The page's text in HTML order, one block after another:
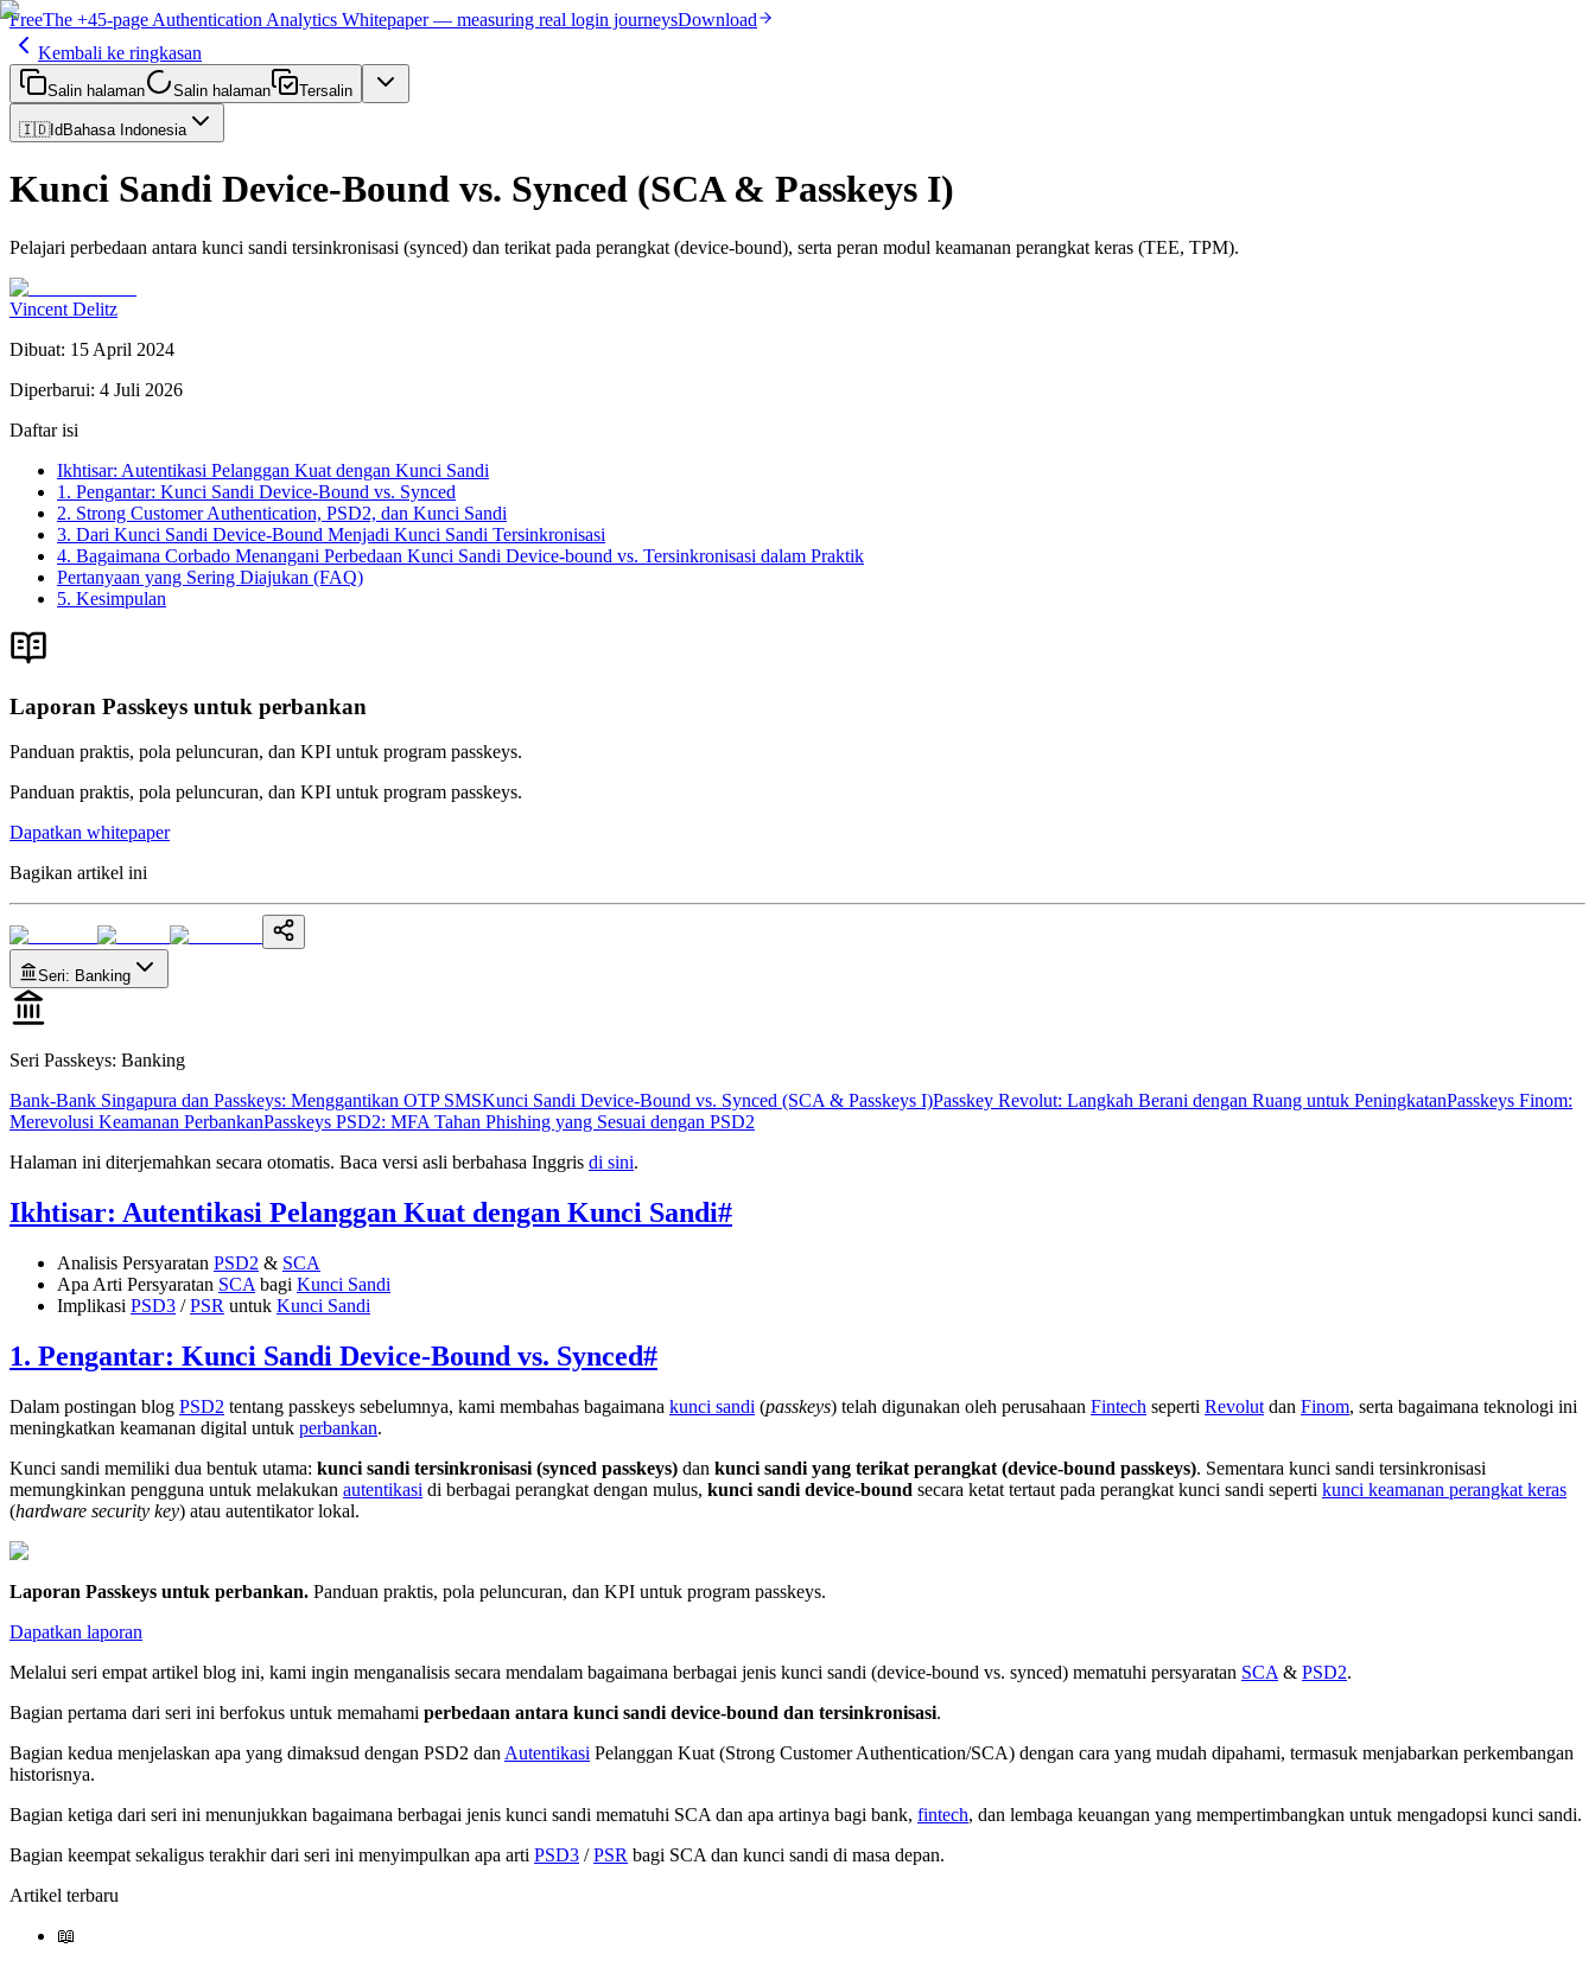
FreeThe +45-page Authentication Analytics Whitepaper — measuring real login journeysDownload
Kembali ke ringkasan
Salin halaman Salin halaman Tersalin
🇮🇩Id Bahasa Indonesia
Kunci Sandi Device-Bound vs. Synced (SCA & Passkeys I)
Pelajari perbedaan antara kunci sandi tersinkronisasi (synced) dan terikat pada perangkat (device-bound), serta peran modul keamanan perangkat keras (TEE, TPM).
Vincent Delitz
Dibuat: 15 April 2024
Diperbarui: 4 Juli 2026
Daftar isi
Ikhtisar: Autentikasi Pelanggan Kuat dengan Kunci Sandi
1. Pengantar: Kunci Sandi Device-Bound vs. Synced
2. Strong Customer Authentication, PSD2, dan Kunci Sandi
3. Dari Kunci Sandi Device-Bound Menjadi Kunci Sandi Tersinkronisasi
4. Bagaimana Corbado Menangani Perbedaan Kunci Sandi Device-bound vs. Tersinkronisasi dalam Praktik
Pertanyaan yang Sering Diajukan (FAQ)
5. Kesimpulan
Laporan Passkeys untuk perbankan
Panduan praktis, pola peluncuran, dan KPI untuk program passkeys.
Panduan praktis, pola peluncuran, dan KPI untuk program passkeys.
Dapatkan whitepaper
Bagikan artikel ini
Seri: Banking
Seri Passkeys: Banking
Bank-Bank Singapura dan Passkeys: Menggantikan OTP SMSKunci Sandi Device-Bound vs. Synced (SCA & Passkeys I)Passkey Revolut: Langkah Berani dengan Ruang untuk PeningkatanPasskeys Finom:
Merevolusi Keamanan PerbankanPasskeys PSD2: MFA Tahan Phishing yang Sesuai dengan PSD2
Halaman ini diterjemahkan secara otomatis. Baca versi asli berbahasa Inggris di sini.
Ikhtisar: Autentikasi Pelanggan Kuat dengan Kunci Sandi#
Analisis Persyaratan PSD2 & SCA
Apa Arti Persyaratan SCA bagi Kunci Sandi
Implikasi PSD3 /PSR untuk Kunci Sandi
1. Pengantar: Kunci Sandi Device-Bound vs. Synced#
Dalam postingan blog PSD2 tentang passkeys sebelumnya, kami membahas bagaimana kunci sandi (passkeys) telah digunakan oleh perusahaan Fintech seperti Revolut dan Finom, serta bagaimana teknologi ini
meningkatkan keamanan digital untuk perbankan.
Kunci sandi memiliki dua bentuk utama: kunci sandi tersinkronisasi (synced passkeys) dan kunci sandi yang terikat perangkat (device-bound passkeys). Sementara kunci sandi tersinkronisasi
memungkinkan pengguna untuk melakukan autentikasi di berbagai perangkat dengan mulus, kunci sandi device-bound secara ketat tertaut pada perangkat kunci sandi seperti kunci keamanan perangkat keras
(hardware security key) atau autentikator lokal.
Laporan Passkeys untuk perbankan. Panduan praktis, pola peluncuran, dan KPI untuk program passkeys.
Dapatkan laporan
Melalui seri empat artikel blog ini, kami ingin menganalisis secara mendalam bagaimana berbagai jenis kunci sandi (device-bound vs. synced) mematuhi persyaratan SCA & PSD2.
Bagian pertama dari seri ini berfokus untuk memahami perbedaan antara kunci sandi device-bound dan tersinkronisasi.
Bagian kedua menjelaskan apa yang dimaksud dengan PSD2 dan Autentikasi Pelanggan Kuat (Strong Customer Authentication/SCA) dengan cara yang mudah dipahami, termasuk menjabarkan perkembangan
historisnya.
Bagian ketiga dari seri ini menunjukkan bagaimana berbagai jenis kunci sandi mematuhi SCA dan apa artinya bagi bank, fintech, dan lembaga keuangan yang mempertimbangkan untuk mengadopsi kunci sandi.
Bagian keempat sekaligus terakhir dari seri ini menyimpulkan apa arti PSD3 /PSR bagi SCA dan kunci sandi di masa depan.
Artikel terbaru
📖